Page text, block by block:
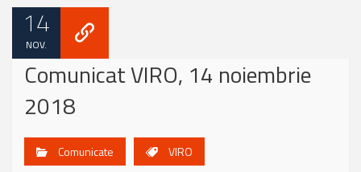
14
NOV.
Comunicat VIRO, 14 noiembrie
2018
Comunicate VIRO